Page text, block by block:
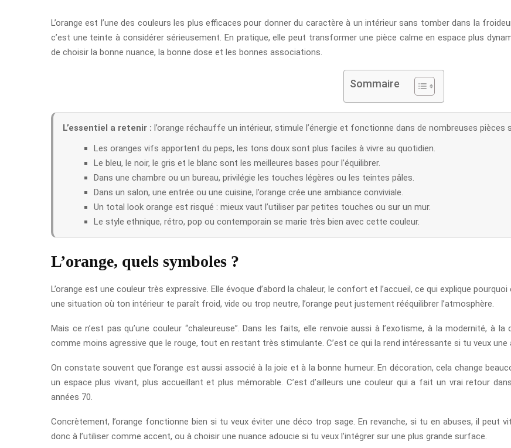
L’orange est l’une des couleurs les plus efficaces pour donner du caractère à un intérieur sans tomber dans la
c’est une teinte à considérer sérieusement. En pratique, elle peut transformer une pièce calme en espace plus
de choisir la bonne nuance, la bonne dose et les bonnes associations.
Sommaire
L’essentiel a retenir : l’orange réchauffe un intérieur, stimule l’énergie et fonctionne dans de nombreuses pièces
Les oranges vifs apportent du peps, les tons doux sont plus faciles à vivre au quotidien.
Le bleu, le noir, le gris et le blanc sont les meilleures bases pour l’équilibrer.
Dans une chambre ou un bureau, privilégie les touches légères ou les teintes pâles.
Dans un salon, une entrée ou une cuisine, l’orange crée une ambiance conviviale.
Un total look orange est risqué : mieux vaut l’utiliser par petites touches ou sur un mur.
Le style ethnique, rétro, pop ou contemporain se marie très bien avec cette couleur.
L’orange, quels symboles ?
L’orange est une couleur très expressive. Elle évoque d’abord la chaleur, le confort et l’accueil, ce qui explique
une situation où ton intérieur te paraît froid, vide ou trop neutre, l’orange peut justement rééquilibrer l’atmosphère.
Mais ce n’est pas qu’une couleur “chaleureuse”. Dans les faits, elle renvoie aussi à l’exotisme, à la modernité, à
comme moins agressive que le rouge, tout en restant très stimulante. C’est ce qui la rend intéressante si tu veux une
On constate souvent que l’orange est aussi associé à la joie et à la bonne humeur. En décoration, cela change
un espace plus vivant, plus accueillant et plus mémorable. C’est d’ailleurs une couleur qui a fait un vrai retour
années 70.
Concrètement, l’orange fonctionne bien si tu veux éviter une déco trop sage. En revanche, si tu en abuses, il peut
donc à l’utiliser comme accent, ou à choisir une nuance adoucie si tu veux l’intégrer sur une plus grande surface.